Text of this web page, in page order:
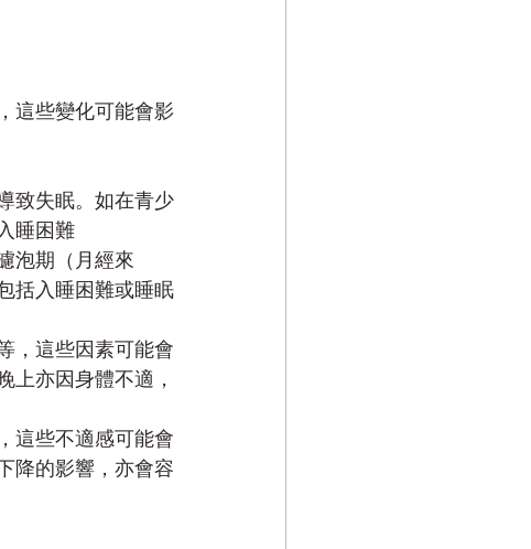
這些變化可能會影
致失眠。如在青少
睡困難
泡期（月經來
括入睡困難或睡眠
，這些因素可能會
上亦因身體不適，
這些不適感可能會
降的影響，亦會容